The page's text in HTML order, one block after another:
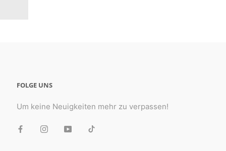
FOLGE UNS
Um keine Neuigkeiten mehr zu verpassen!